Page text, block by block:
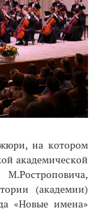
на котором
академической
(академии)
«Новые имена»